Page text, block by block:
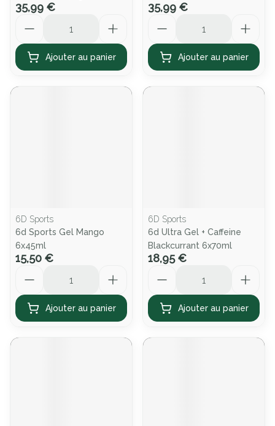
35,99 €
Ajouter au panier
35,99 €
Ajouter au panier
6D Sports
6d Sports Gel Mango
6x45ml
15,50 €
Ajouter au panier
6D Sports
6d Ultra Gel + Caffeine
Blackcurrant 6x70ml
18,95 €
Ajouter au panier